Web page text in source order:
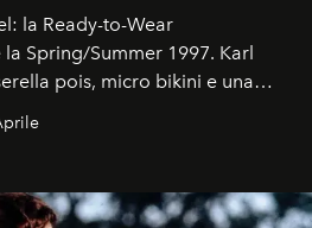
la Ready-to-Wear
Spring/Summer 1997. Karl
pois, micro bikini e una
spiaggia
dietro l'altra. Trent'anni dopo,
che abbiamo.